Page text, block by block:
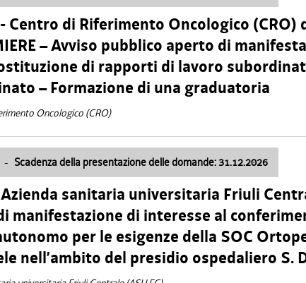
Centro di Riferimento Oncologico (CRO)
– Avviso pubblico aperto di
di rapporti di lavoro
– Formazione di una graduatoria
Oncologico (CRO)
- Scadenza della presentazione delle domande: 31.12.2026
sanitaria universitaria Friuli
manifestazione di interesse al
per le esigenze della SOC
nell’ambito del presidio ospedaliero S.